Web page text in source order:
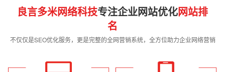
良言多米网络科技专注企业网站优化网站排
名
不仅仅是SEO优化服务，更是完整的全网营销系统，全方位助力企业网络营销